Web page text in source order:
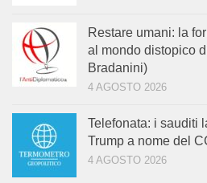
Restare umani: la
al mondo distopico
Bradanini)
4 AGOSTO 2026
Telefonata: i sauditi
Trump a nome del
4 AGOSTO 2026